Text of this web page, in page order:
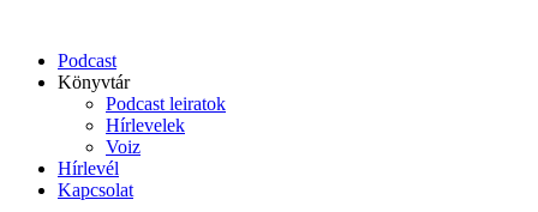
Podcast
Könyvtár
Podcast leiratok
Hírlevelek
Voiz
Hírlevél
Kapcsolat